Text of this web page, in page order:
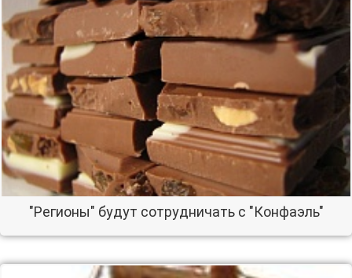
"Регионы" будут сотрудничать с "Конфаэль"